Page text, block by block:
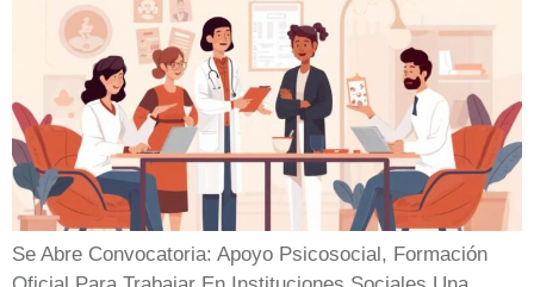
Se Abre Convocatoria: Apoyo Psicosocial, Formación